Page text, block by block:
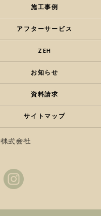
施工事例
アフターサービス
ZEH
お知らせ
資料請求
サイトマップ